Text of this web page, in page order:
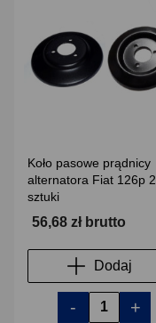
Koło pasowe prądnicy
alternatora Fiat 126p 2
sztuki
56,68 zł brutto
Dodaj
- +